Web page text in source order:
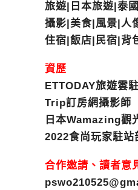
旅遊|日本旅遊|泰
攝影|美食|風景|人
住宿|飯店|民宿|背
資歷
ETTODAY旅遊雲
Trip訂房網攝影師
日本Wamazing觀
2022食尚玩家駐站
合作邀請、讀者意